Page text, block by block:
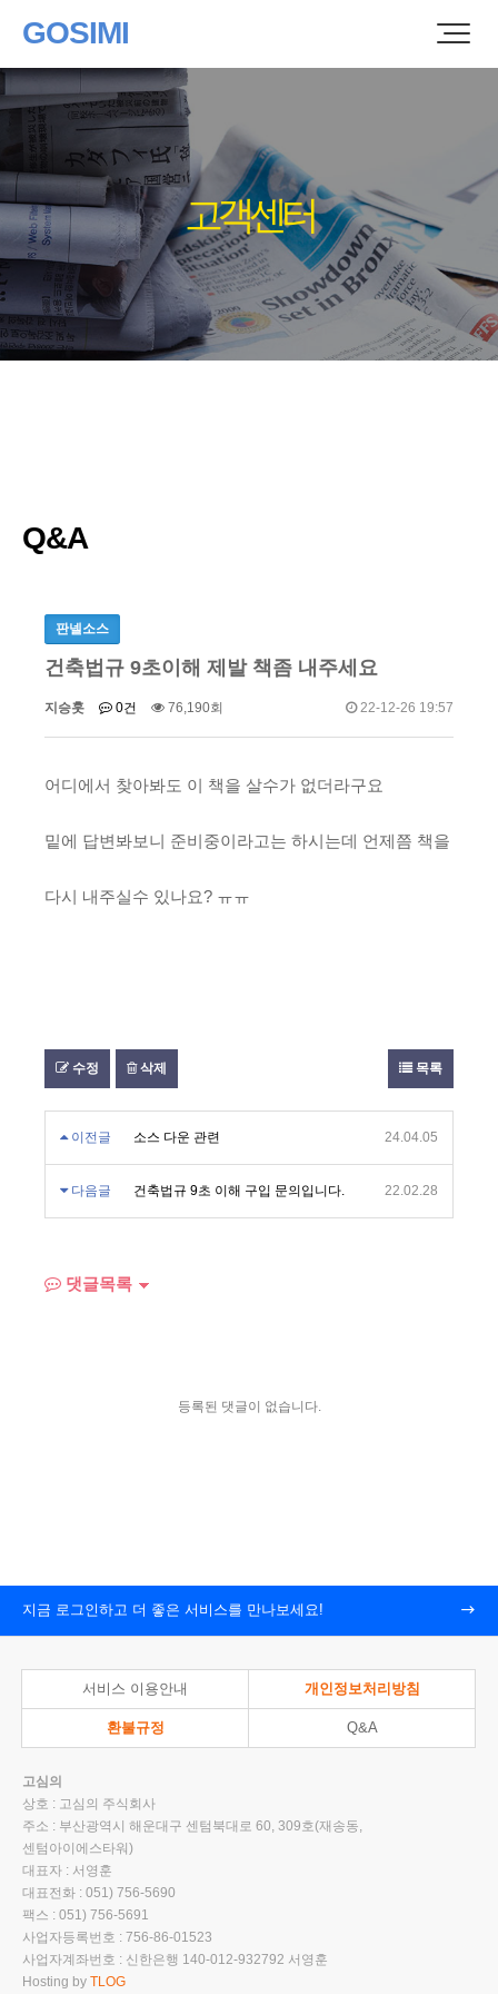
GOSIMI
고객센터
Q&A
판넬소스
건축법규 9초이해 제발 책좀 내주세요
지승훗 0건 76,190회 22-12-26 19:57
어디에서 찾아봐도 이 책을 살수가 없더라구요
밑에 답변봐보니 준비중이라고는 하시는데 언제쯤 책을
다시 내주실수 있나요? ㅠㅠ
수정 삭제 목록
이전글 소스 다운 관련 24.04.05
다음글 건축법규 9초 이해 구입 문의입니다. 22.02.28
댓글목록
등록된 댓글이 없습니다.
지금 로그인하고 더 좋은 서비스를 만나보세요!
서비스 이용안내 개인정보처리방침
환불규정 Q&A
고심의
상호 : 고심의 주식회사
주소 : 부산광역시 해운대구 센텀북대로 60, 309호(재송동,
센텀아이에스타워)
대표자 : 서영훈
대표전화 : 051) 756-5690
팩스 : 051) 756-5691
사업자등록번호 : 756-86-01523
사업자계좌번호 : 신한은행 140-012-932792 서영훈
Hosting by TLOG